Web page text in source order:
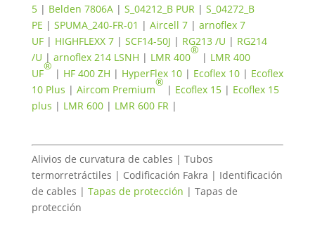
5| Belden 7806A| S_04212_B PUR| S_04272_B
PE | SPUMA_240-FR-01 | Aircell 7| arnoflex 7
UF| HIGHFLEXX 7| SCF14-50J | RG213 /U | RG214
/U | arnoflex 214 LSNH | LMR 400
®
| LMR 400
UF
®
| HF 400 ZH | HyperFlex 10| Ecoflex 10| Ecoflex
10 Plus | Aircom Premium
®
| Ecoflex 15| Ecoflex 15
plus | LMR 600| LMR 600 FR|
Alivios de curvatura de cables | Tubos
termorretráctiles | Codificación Fakra | Identificación
de cables | Tapas de protección | Tapas de
protección